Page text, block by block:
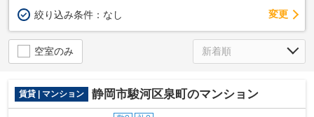
絞り込み条件： なし 変更
空室のみ
賃貸 | マンション 静岡市駿河区泉町のマンション